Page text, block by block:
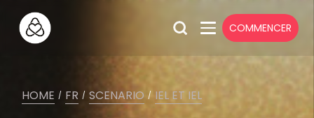
COMMENCER
HOME / FR / SCENARIO / IEL ET IEL